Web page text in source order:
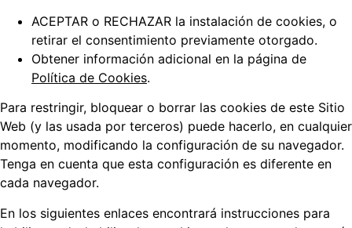
ACEPTAR o RECHAZAR la instalación de cookies, o
retirar el consentimiento previamente otorgado.
Obtener información adicional en la página de
Política de Cookies.
Para restringir, bloquear o borrar las cookies de este Sitio
Web (y las usada por terceros) puede hacerlo, en cualquier
momento, modificando la configuración de su navegador.
Tenga en cuenta que esta configuración es diferente en
cada navegador.
En los siguientes enlaces encontrará instrucciones para